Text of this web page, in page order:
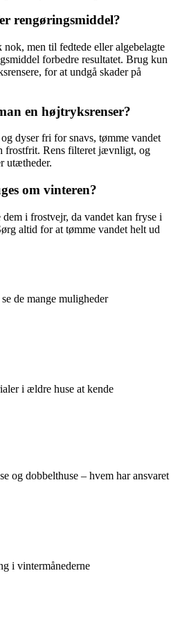
rengøringsmiddel?
men til fedtede eller algebelagte
forbedre resultatet. Brug kun
for at undgå skader på
en højtryksrenser?
dyser fri for snavs, tømme vandet
frostfrit. Rens filteret jævnligt, og
utætheder.
om vinteren?
i frostvejr, da vandet kan fryse i
altid for at tømme vandet helt ud
de mange muligheder
i ældre huse at kende
og dobbelthuse – hvem har ansvaret
i vintermånederne